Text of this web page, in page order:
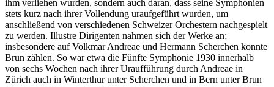
ihm verliehen wurden, sondern auch daran, dass seine Symphonien
stets kurz nach ihrer Vollendung uraufgeführt wurden, um
anschließend von verschiedenen Schweizer Orchestern nachgespielt
zu werden. Illustre Dirigenten nahmen sich der Werke an;
insbesondere auf Volkmar Andreae und Hermann Scherchen konnte
Brun zählen. So war etwa die Fünfte Symphonie 1930 innerhalb
von sechs Wochen nach ihrer Uraufführung durch Andreae in
Zürich auch in Winterthur unter Scherchen und in Bern unter Brun